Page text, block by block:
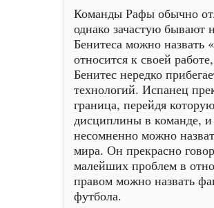
Команды Рафы обычно
однако зачастую бывают
Бенитеса можно назвать
относится к своей
Бенитес нередко
технологий. Испанец
граница, перейдя
дисциплины в команде, и
несомненно можно
мира. Он прекрасно
малейших проблем в
правом можно назвать
футбола.